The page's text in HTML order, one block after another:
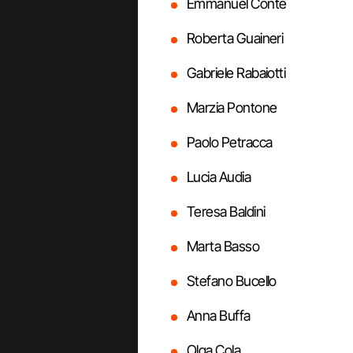
Emmanuel Conte
Roberta Guaineri
Gabriele Rabaiotti
Marzia Pontone
Paolo Petracca
Lucia Audia
Teresa Baldini
Marta Basso
Stefano Bucello
Anna Buffa